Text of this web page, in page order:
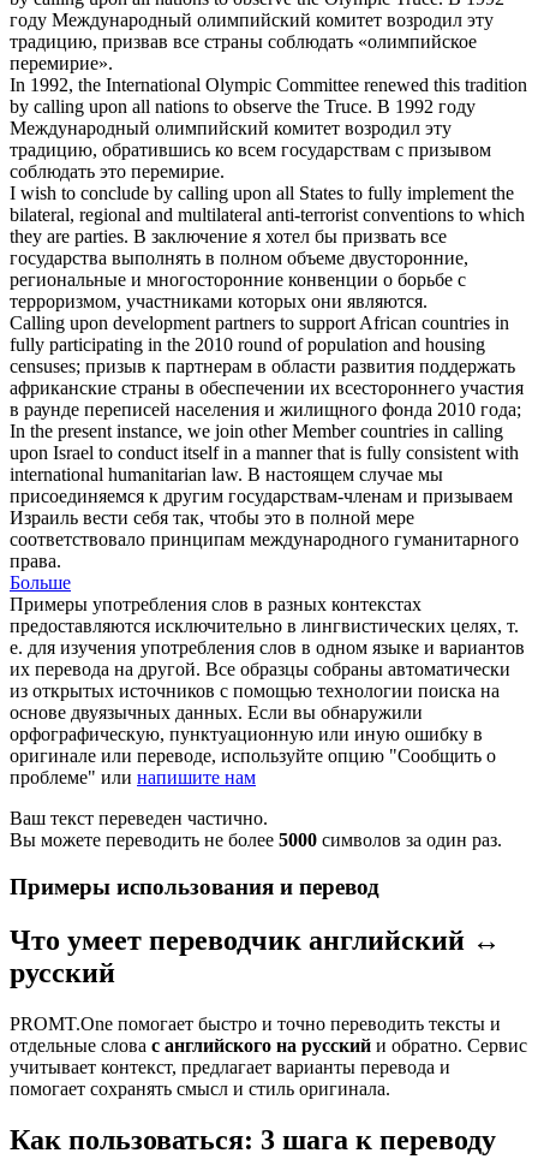
году Международный олимпийский комитет возродил эту
традицию, призвав все страны соблюдать «олимпийское
перемирие».
In 1992, the International Olympic Committee renewed this tradition
by calling upon all nations to observe the Truce. В 1992 году
Международный олимпийский комитет возродил эту
традицию, обратившись ко всем государствам с призывом
соблюдать это перемирие.
I wish to conclude by calling upon all States to fully implement the
bilateral, regional and multilateral anti-terrorist conventions to which
they are parties. В заключение я хотел бы призвать все
государства выполнять в полном объеме двусторонние,
региональные и многосторонние конвенции о борьбе с
терроризмом, участниками которых они являются.
Calling upon development partners to support African countries in
fully participating in the 2010 round of population and housing
censuses; призыв к партнерам в области развития поддержать
африканские страны в обеспечении их всестороннего участия
в раунде переписей населения и жилищного фонда 2010 года;
In the present instance, we join other Member countries in calling
upon Israel to conduct itself in a manner that is fully consistent with
international humanitarian law. В настоящем случае мы
присоединяемся к другим государствам-членам и призываем
Израиль вести себя так, чтобы это в полной мере
соответствовало принципам международного гуманитарного
права.
Больше
Примеры употребления слов в разных контекстах
предоставляются исключительно в лингвистических целях, т.
е. для изучения употребления слов в одном языке и вариантов
их перевода на другой. Все образцы собраны автоматически
из открытых источников с помощью технологии поиска на
основе двуязычных данных. Если вы обнаружили
орфографическую, пунктуационную или иную ошибку в
оригинале или переводе, используйте опцию "Сообщить о
проблеме" или напишите нам
Ваш текст переведен частично.
Вы можете переводить не более 5000 символов за один раз.
Примеры использования и перевод
Что умеет переводчик английский ↔
русский
PROMT.One помогает быстро и точно переводить тексты и
отдельные слова с английского на русский и обратно. Сервис
учитывает контекст, предлагает варианты перевода и
помогает сохранять смысл и стиль оригинала.
Как пользоваться: 3 шага к переводу